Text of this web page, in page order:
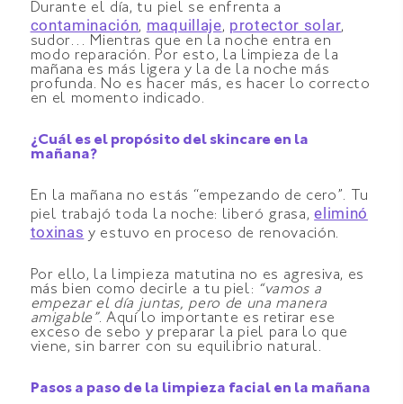
Durante el día, tu piel se enfrenta a
contaminación, maquillaje, protector solar,
sudor… Mientras que en la noche entra en
modo reparación. Por esto, la limpieza de la
mañana es más ligera y la de la noche más
profunda. No es hacer más, es hacer lo correcto
en el momento indicado.
¿Cuál es el propósito del skincare en la
mañana?
En la mañana no estás “empezando de cero”. Tu
piel trabajó toda la noche: liberó grasa,eliminó
toxinas y estuvo en proceso de renovación.
Por ello, la limpieza matutina no es agresiva, es
más bien como decirle a tu piel: “vamos a
empezar el día juntas, pero de una manera
amigable”. Aquí lo importante es retirar ese
exceso de sebo y preparar la piel para lo que
viene, sin barrer con su equilibrio natural.
Pasos a paso de la limpieza facial en la mañana